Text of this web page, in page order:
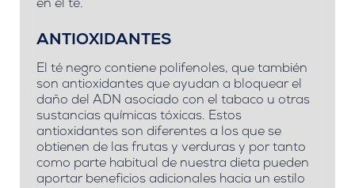
en el té.
ANTIOXIDANTES
El té negro contiene polifenoles, que también
son antioxidantes que ayudan a bloquear el
daño del ADN asociado con el tabaco u otras
sustancias químicas tóxicas. Estos
antioxidantes son diferentes a los que se
obtienen de las frutas y verduras y por tanto
como parte habitual de nuestra dieta pueden
aportar beneficios adicionales hacia un estilo